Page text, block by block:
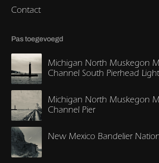
Contact
Pas toegevoegd
Michigan North Muskegon
Channel South Pierhead
Michigan North Muskegon
Channel Pier
New Mexico Bandelier